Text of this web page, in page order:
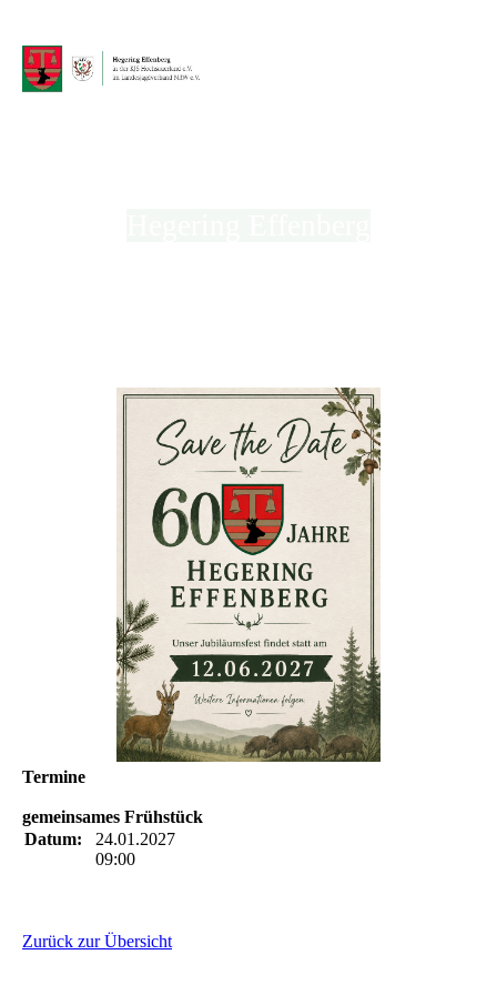
Termine
gemeinsames Frühstück
Datum:
24.01.2027
09:00
Zurück zur Übersicht